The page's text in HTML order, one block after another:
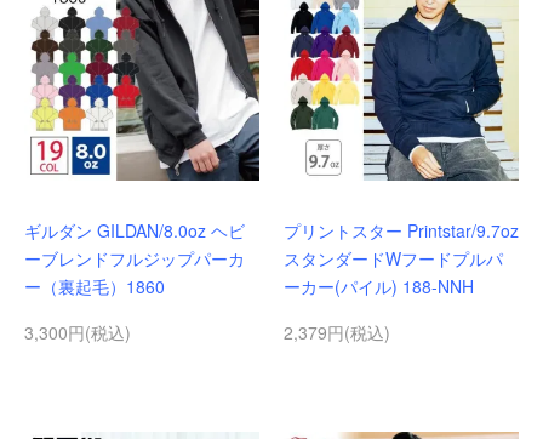
ギルダン GILDAN/8.0oz ヘビ
ーブレンドフルジップパーカ
ー（裏起毛）1860
3,300円(税込)
プリントスター Printstar/9.7oz
スタンダードWフードプルパ
ーカー(パイル) 188-NNH
2,379円(税込)